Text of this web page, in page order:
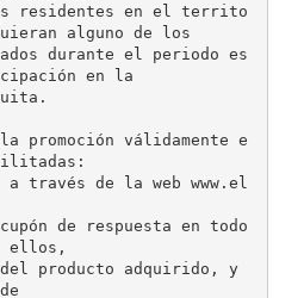
residentes en el territo
alguno de los
durante el periodo es
en la
promoción válidamente e
través de la web www.el
de respuesta en todo
ellos,
producto adquirido, y